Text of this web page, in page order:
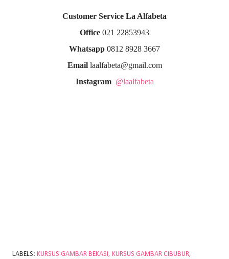
Customer Service La Alfabeta
Office 021 22853943
Whatsapp 0812 8928 3667
Emaillaalfabeta@gmail.com
Instagram @laalfabeta
LABELS: KURSUS GAMBAR BEKASI KURSUS GAMBAR CIBUBUR